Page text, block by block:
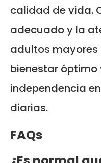
calidad de vida.
adecuado y la
adultos mayores
bienestar
independencia
diarias.
FAQs